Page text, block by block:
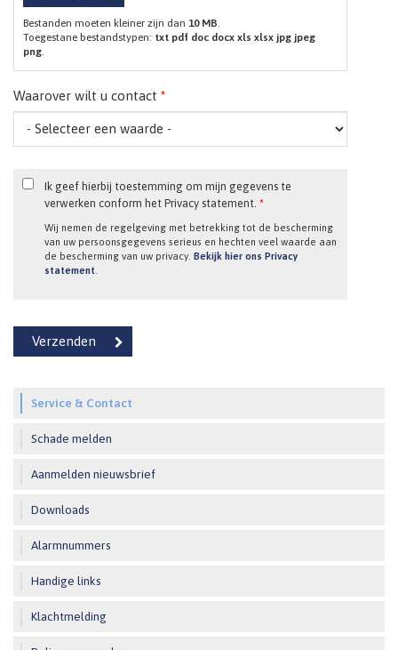
Bestanden moeten kleiner zijn dan 10 MB
Toegestane bestandstypen: txt pdf doc docx xls xlsx jpg jpeg
png
Waarover wilt u contact *
Ik geef hierbij toestemming om mijn gegevens te
verwerken conform het Privacy statement. *
Wij nemen de regelgeving met betrekking tot de bescherming
van uw persoonsgegevens serieus en hechten veel waarde aan
de bescherming van uw privacy. Bekijk hier ons Privacy
statement
Service & Contact
Schade melden
Aanmelden nieuwsbrief
Downloads
Alarmnummers
Handige links
Klachtmelding